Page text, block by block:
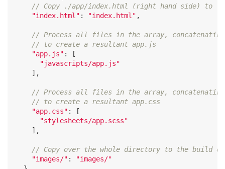
// Copy ./app/index.html (right hand side) to
"index.html" : "index.html" ,
// Process all files in the array, concatenating
// to create a resultant app.js
"app.js" : [
"javascripts/app.js"
    ],
// Process all files in the array, concatenating
// to create a resultant app.css
"app.css" : [
"stylesheets/app.scss"
    ],
// Copy over the whole directory to the build
"images/" :
"images/"